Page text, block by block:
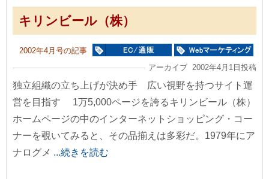
キリンビール（株）
2002年4月号の記事
アーカイブ 2002年4月1日投稿
独立組織の立ち上げが決め手 広い視野を持つサイト運
営を目指す 1万5,000ページを誇るキリンビール（株）
ホームページの中のインターネットショッピング・コー
ナーを覗いてみると、その品揃えは多彩だ。1979年にア
ナログメ ...続きを読む